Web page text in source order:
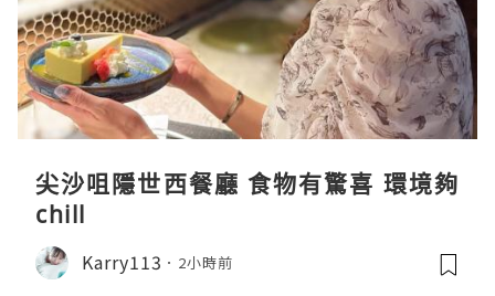
尖沙咀隱世西餐廳 食物有驚喜 環境夠
chill
Karry113 2小時前